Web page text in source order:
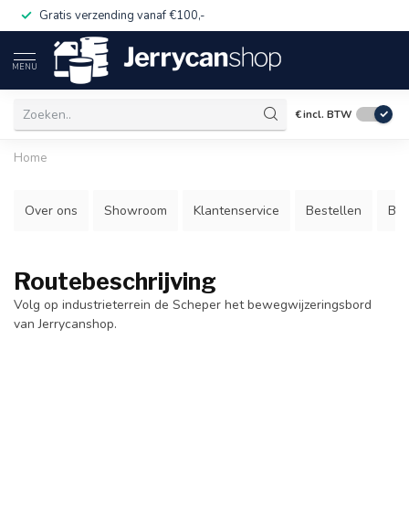
Gratis verzending vanaf €100,-
MENU
€incl. BTW
Home
Over ons Showroom Klantenservice Bestellen
Routebeschrijving
Volg op industrieterrein de Scheper het bewegwijzeringsbord
van Jerrycanshop.